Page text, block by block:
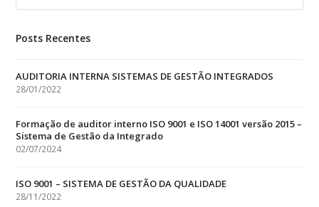
Posts Recentes
AUDITORIA INTERNA SISTEMAS DE GESTÃO INTEGRADOS
28/01/2022
Formação de auditor interno ISO 9001 e ISO 14001 versão 2015 –
Sistema de Gestão da Integrado
02/07/2024
ISO 9001 – SISTEMA DE GESTÃO DA QUALIDADE
28/11/2022